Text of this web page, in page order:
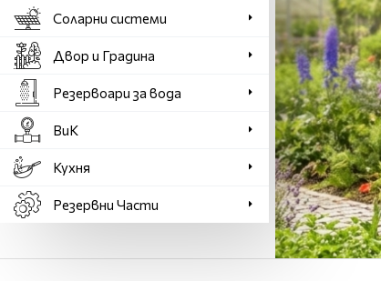
Соларни системи
Двор и Градина
Резервоари за вода
ВиК
Кухня
Резервни Части